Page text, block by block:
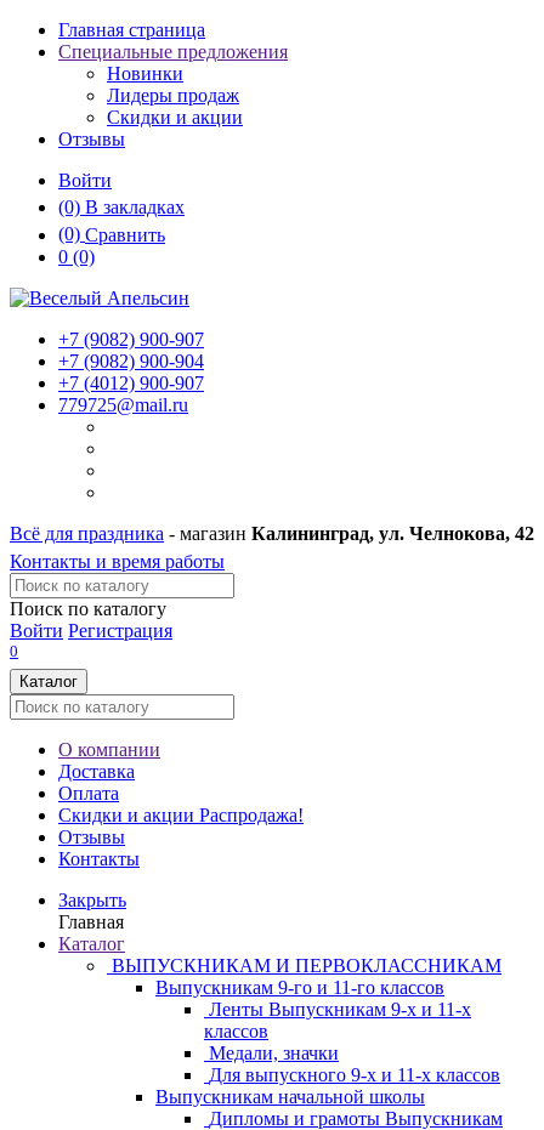
Главная страница
Специальные предложения
Новинки
Лидеры продаж
Скидки и акции
Отзывы
Войти
(0) В закладках
(0) Сравнить
0 (0)
+7 (9082) 900-907
+7 (9082) 900-904
+7 (4012) 900-907
779725@mail.ru
Всё для праздника - магазин Калининград, ул. Челнокова, 42
Контакты и время работы
Поиск по каталогу
Войти Регистрация
0
Каталог
О компании
Доставка
Оплата
Скидки и акции Распродажа!
Отзывы
Контакты
Закрыть
Главная
Каталог
ВЫПУСКНИКАМ И ПЕРВОКЛАССНИКАМ
Выпускникам 9-го и 11-го классов
Ленты Выпускникам 9-х и 11-х
классов
Медали, значки
Для выпускного 9-х и 11-х классов
Выпускникам начальной школы
Дипломы и грамоты Выпускникам